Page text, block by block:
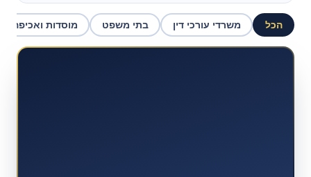
הכל משרדי עורכי דין בתי משפט מוסדות ואכיפה